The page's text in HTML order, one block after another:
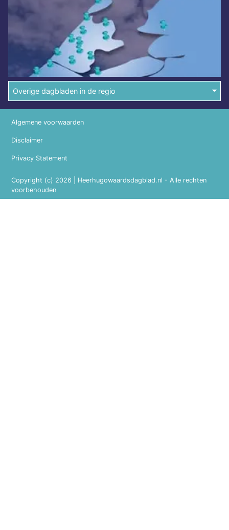
Overige dagbladen in de regio
Copyright (c) 2026 | Heerhugowaardsdagblad.nl - Alle rechten
voorbehouden
Algemene voorwaarden
Disclaimer
Privacy Statement